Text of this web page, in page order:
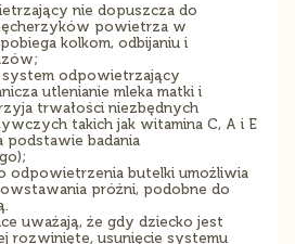
nie dopuszcza do
powietrza w
kolkom, odbijaniu i
odpowietrzający
utlenianie mleka matki i
trwałości niezbędnych
takich jak witamina C, A i E
podstawie badania
odpowietrzenia butelki umożliwia
próżni, podobne do
uważają, że gdy dziecko jest
rozwinięte, usunięcie systemu